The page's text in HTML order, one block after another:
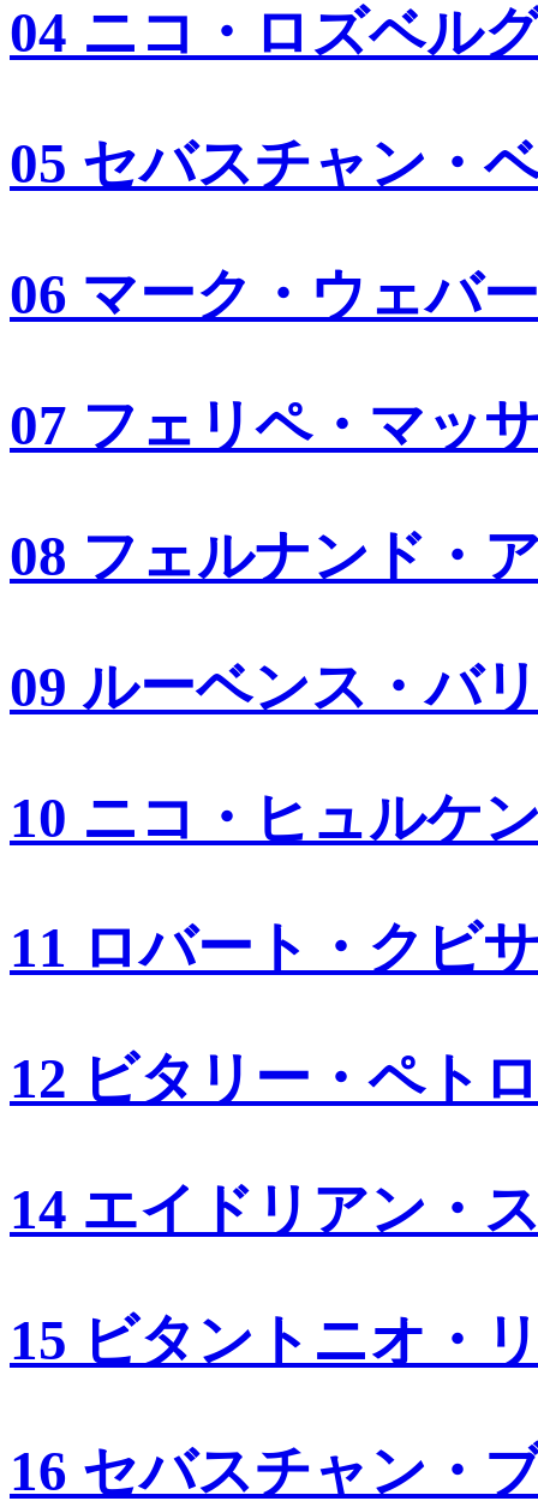
04 ニコ・ロズベル
05 セバスチャン・
06 マーク・ウェバー
07 フェリペ・マッ
08 フェルナンド・
09 ルーベンス・バ
10 ニコ・ヒュルケ
11 ロバート・クビ
12 ビタリー・ペト
14 エイドリアン・
15 ビタントニオ・
16 セバスチャン・